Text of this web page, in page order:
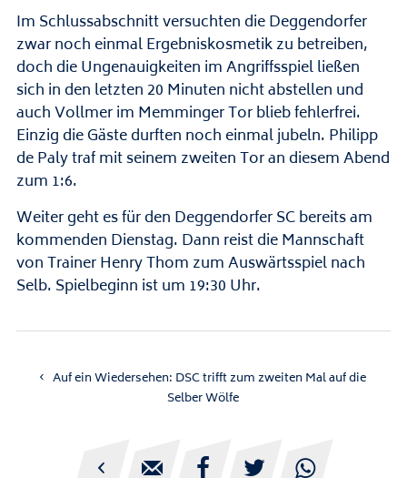
Im Schlussabschnitt versuchten die Deggendorfer
zwar noch einmal Ergebniskosmetik zu betreiben,
doch die Ungenauigkeiten im Angriffsspiel ließen
sich in den letzten 20 Minuten nicht abstellen und
auch Vollmer im Memminger Tor blieb fehlerfrei.
Einzig die Gäste durften noch einmal jubeln. Philipp
de Paly traf mit seinem zweiten Tor an diesem Abend
zum 1:6.
Weiter geht es für den Deggendorfer SC bereits am
kommenden Dienstag. Dann reist die Mannschaft
von Trainer Henry Thom zum Auswärtsspiel nach
Selb. Spielbeginn ist um 19:30 Uhr.
Auf ein Wiedersehen: DSC trifft zum zweiten Mal auf die
Selber Wölfe
    